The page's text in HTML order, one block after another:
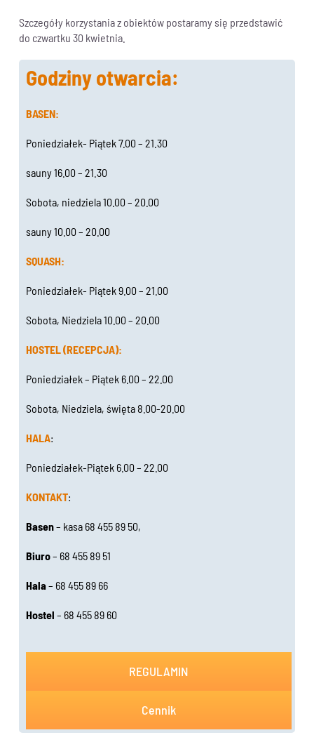
Szczegóły korzystania z obiektów postaramy się przedstawić
do czwartku 30 kwietnia.
Godziny otwarcia:
BASEN:
Poniedziałek- Piątek 7.00 – 21.30
sauny 16.00 – 21.30
Sobota, niedziela 10.00 – 20.00
sauny 10.00 – 20.00
SQUASH:
Poniedziałek- Piątek 9.00 – 21.00
Sobota, Niedziela 10.00 – 20.00
HOSTEL (RECEPCJA):
Poniedziałek – Piątek 6.00 – 22.00
Sobota, Niedziela, święta 8.00-20.00
HALA:
Poniedziałek-Piątek 6.00 – 22.00
KONTAKT:
Basen– kasa 68 455 89 50,
Biuro– 68 455 89 51
Hala– 68 455 89 66
Hostel– 68 455 89 60
REGULAMIN
Cennik